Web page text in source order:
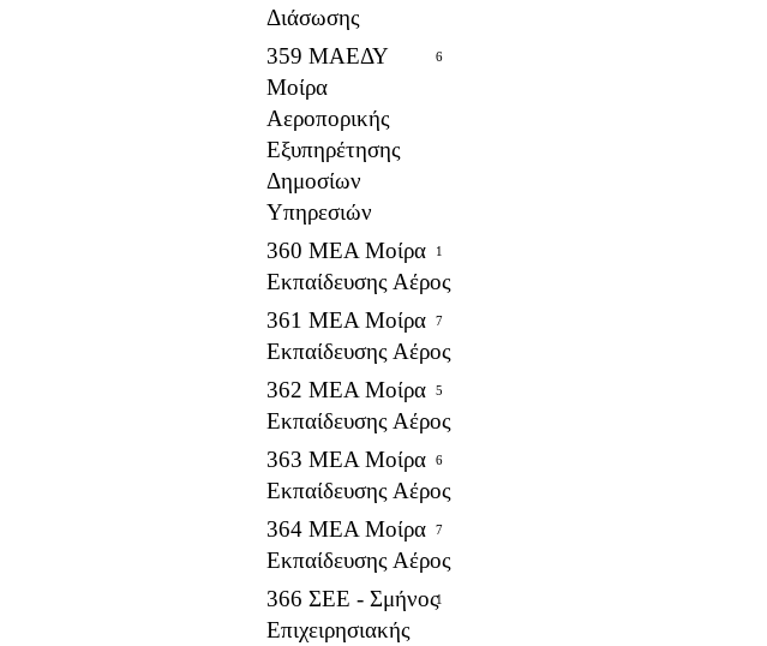
Διάσωσης
359 ΜΑΕΔΥ
Μοίρα
Αεροπορικής
Εξυπηρέτησης
Δημοσίων
Υπηρεσιών
6
360 ΜΕΑ Μοίρα
Εκπαίδευσης Αέρος
1
361 ΜΕΑ Μοίρα
Εκπαίδευσης Αέρος
7
362 ΜΕΑ Μοίρα
Εκπαίδευσης Αέρος
5
363 ΜΕΑ Μοίρα
Εκπαίδευσης Αέρος
6
364 ΜΕΑ Μοίρα
Εκπαίδευσης Αέρος
7
366 ΣΕΕ - Σμήνος
Επιχειρησιακής
1